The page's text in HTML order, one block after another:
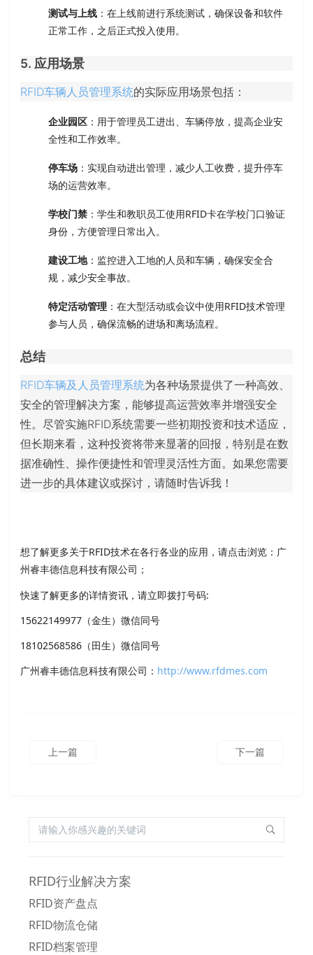
测试与上线 ：在上线前进行系统测试，确保设备和软件
正常工作，之后正式投入使用。
5. 应用场景
RFID车辆人员管理系统的实际应用场景包括：
企业园区 ：用于管理员工进出、车辆停放，提高企业安
全性和工作效率。
停车场 ：实现自动进出管理，减少人工收费，提升停车
场的运营效率。
学校门禁 ：学生和教职员工使用RFID卡在学校门口验证
身份，方便管理日常出入。
建设工地：监控进入工地的人员和车辆，确保安全合
规，减少安全事故。
特定活动管理 ：在大型活动或会议中使用RFID技术管理
参与人员，确保流畅的进场和离场流程。
总结
RFID车辆及人员管理系统为各种场景提供了一种高效、
安全的管理解决方案，能够提高运营效率并增强安全
性。尽管实施RFID系统需要一些初期投资和技术适应，
但长期来看，这种投资将带来显著的回报，特别是在数
据准确性、操作便捷性和管理灵活性方面。如果您需要
进一步的具体建议或探讨，请随时告诉我！
想了解更多关于RFID技术在各行各业的应用，请点击浏览：广
州睿丰德信息科技有限公司；
快速了解更多的详情资讯，请立即拨打号码:
15622149977（金生）微信同号
18102568586（田生）微信同号
广州睿丰德信息科技有限公司： http://www.rfdmes.com
上一篇 下一篇
RFID行业解决方案
RFID资产盘点
RFID物流仓储
RFID档案管理